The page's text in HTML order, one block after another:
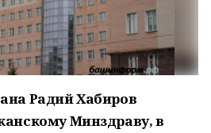
Радий Хабиров
Минздраву, в